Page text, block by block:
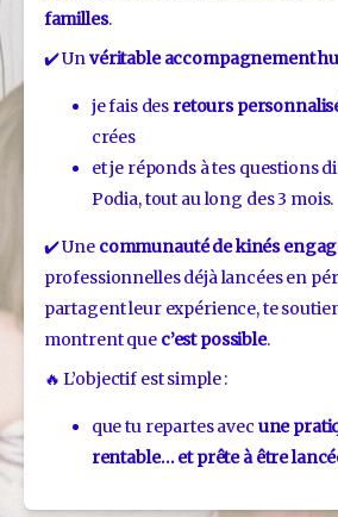
familles.
✔️ Un véritable accompagnement
je fais des retours
crées
et je réponds à tes questions
Podia, tout au long des 3 mois.
✔️ Une communauté de kinés
professionnelles déjà lancées en
partagent leur expérience, te
montrent que c’est possible.
🔥 L’objectif est simple :
que tu repartes avec une
rentable… et prête à être